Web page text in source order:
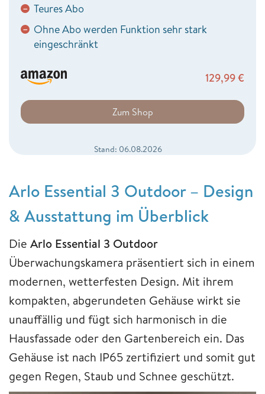
− Teures Abo
− Ohne Abo werden Funktion sehr stark
eingeschränkt
129,99€
Zum Shop
Stand: 06.08.2026
Arlo Essential 3 Outdoor – Design
& Ausstattung im Überblick
Die Arlo Essential 3 Outdoor
Überwachungskamera präsentiert sich in einem
modernen, wetterfesten Design. Mit ihrem
kompakten, abgerundeten Gehäuse wirkt sie
unauffällig und fügt sich harmonisch in die
Hausfassade oder den Gartenbereich ein. Das
Gehäuse ist nach IP65 zertifiziert und somit gut
gegen Regen, Staub und Schnee geschützt.